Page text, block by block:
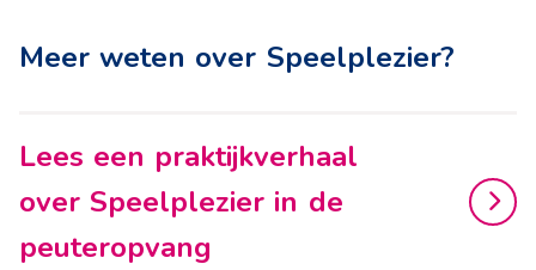
Meer weten over Speelplezier?
Lees een praktijkverhaal
over Speelplezier in de
peuteropvang